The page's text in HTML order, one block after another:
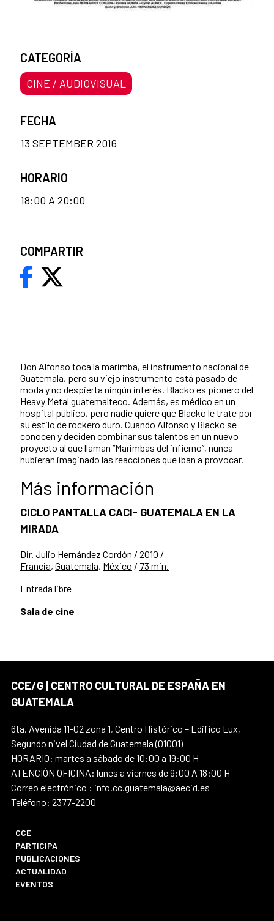
Don Alfonso toca la marimba, el instrumento nacional de
Guatemala, pero su viejo instrumento está pasado de
moda y no despierta ningún interés. Blacko es pionero del
Heavy Metal guatemalteco. Además, es médico en un
hospital público, pero nadie quiere que Blacko le trate por
su estilo de rockero duro. Cuando Alfonso y Blacko se
conocen y deciden combinar sus talentos en un nuevo
proyecto al que llaman “Marimbas del infierno”, nunca
hubieran imaginado las reacciones que iban a provocar.
Más información
CICLO PANTALLA CACI- GUATEMALA EN LA
MIRADA
Dir. Julio Hernández Cordón / 2010 /
Francia, Guatemala, México / 73 min.
Entrada libre
Sala de cine
CATEGORÍA
CINE / AUDIOVISUAL
FECHA
13 SEPTEMBER 2016
HORARIO
18:00 A 20:00
COMPARTIR
CCE/G | CENTRO CULTURAL DE ESPAÑA EN
GUATEMALA
6ta. Avenida 11-02 zona 1, Centro Histórico – Edifico Lux,
Segundo nivel Ciudad de Guatemala (01001)
HORARIO: martes a sábado de 10:00 a 19:00 H
ATENCIÓN OFICINA: lunes a viernes de 9:00 A 18:00 H
Correo electrónico : info.cc.guatemala@aecid.es
Teléfono: 2377-2200
CCE
PARTICIPA
PUBLICACIONES
ACTUALIDAD
EVENTOS